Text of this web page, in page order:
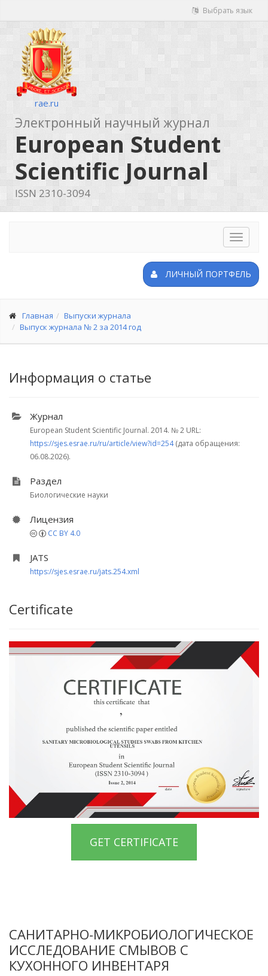
Выбрать язык
rae.ru
Электронный научный журнал
European Student
Scientific Journal
ISSN 2310-3094
Toggle
ЛИЧНЫЙ ПОРТФЕЛЬ
Главная
Выпуски журнала
Выпуск журнала № 2 за 2014 год
Информация о статье
Журнал
European Student Scientific Journal. 2014. № 2 URL:
https://sjes.esrae.ru/ru/article/view?id=254(дата обращения:
06.08.2026).
Раздел
Биологические науки
Лицензия
CC BY 4.0
JATS
https://sjes.esrae.ru/jats.254.xml
Certificate
GET CERTIFICATE
САНИТАРНО-МИКРОБИОЛОГИЧЕСКОЕ
ИССЛЕДОВАНИЕ СМЫВОВ С
КУХОННОГО ИНВЕНТАРЯ